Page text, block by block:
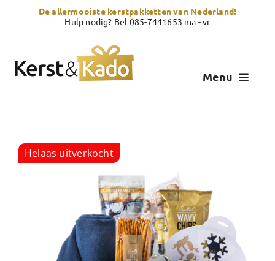
De allermooiste kerstpakketten van Nederland!
Hulp nodig? Bel 085-7441653 ma - vr
Menu
Over Kerst & Kado
Helaas uitverkocht